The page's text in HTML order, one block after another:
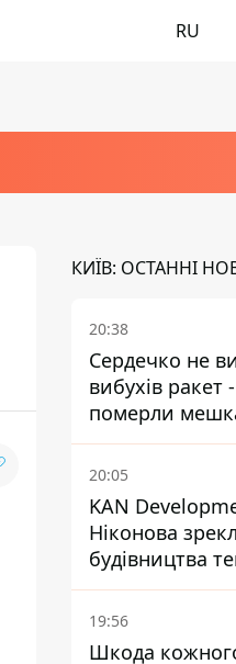
RU
КИЇВ: ОСТАННІ
20:38
Сердечко не
вибухів ракет
померли
притулку для
інвалідністю
20:05
KAN
Ніконова
будівництва
Теремках
19:56
Шкода